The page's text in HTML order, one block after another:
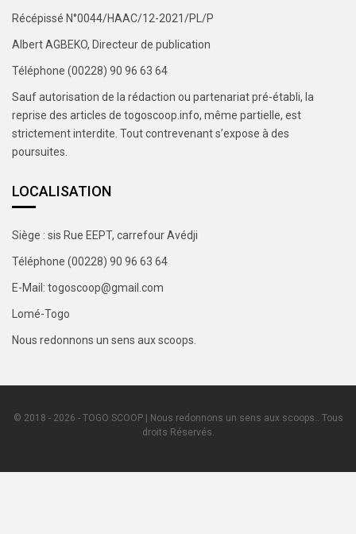
Récépissé N°0044/HAAC/12-2021/PL/P
Albert AGBEKO, Directeur de publication
Téléphone (00228) 90 96 63 64
Sauf autorisation de la rédaction ou partenariat pré-établi, la
reprise des articles de togoscoop.info, même partielle, est
strictement interdite. Tout contrevenant s’expose à des
poursuites.
LOCALISATION
Siège : sis Rue EEPT, carrefour Avédji
Téléphone (00228) 90 96 63 64
E-Mail: togoscoop@gmail.com
Lomé-Togo
Nous redonnons un sens aux scoops.
© 2018 - 2026 - TOGO SCOOP | Nous redonnons un sens aux scoops.. Tous
droits Réservés.